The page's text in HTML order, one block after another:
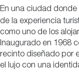
En una ciudad
de la experiencia
como uno de los
Inaugurado en 1968
recinto diseñado por
el lujo con una